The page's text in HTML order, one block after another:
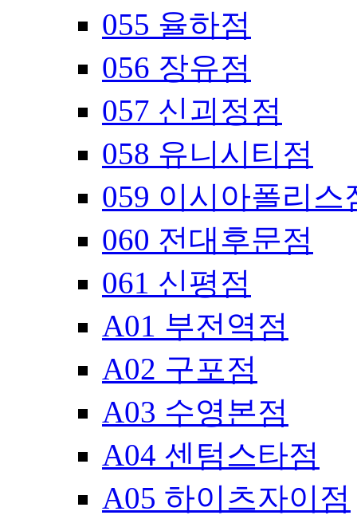
055 율하점
056 장유점
057 신괴정점
058 유니시티점
059 이시아폴리스
060 전대후문점
061 신평점
A01 부전역점
A02 구포점
A03 수영본점
A04 센텀스타점
A05 하이츠자이점